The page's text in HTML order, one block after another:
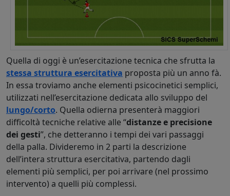
Quella di oggi è un’esercitazione tecnica che sfrutta la
stessa struttura esercitativa proposta più un anno fà.
In essa troviamo anche elementi psicocinetici semplici,
utilizzati nell’esercitazione dedicata allo sviluppo del
lungo/corto. Quella odierna presenterà maggiori
difficoltà tecniche relative alle “distanze e precisione
dei gesti”, che detteranno i tempi dei vari passaggi
della palla. Divideremo in 2 parti la descrizione
dell’intera struttura esercitativa, partendo dagli
elementi più semplici, per poi arrivare (nel prossimo
intervento) a quelli più complessi.